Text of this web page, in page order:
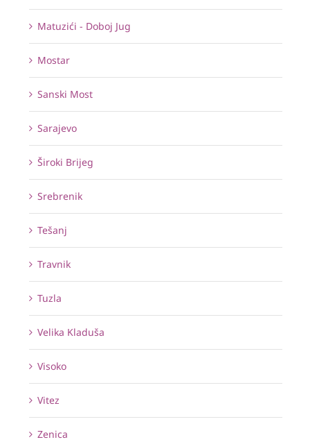
Matuzići - Doboj Jug
Mostar
Sanski Most
Sarajevo
Široki Brijeg
Srebrenik
Tešanj
Travnik
Tuzla
Velika Kladuša
Visoko
Vitez
Zenica